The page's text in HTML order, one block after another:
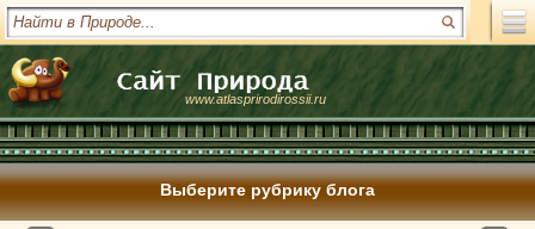
www.atlasprirodirossii.ru
Выберите рубрику блога